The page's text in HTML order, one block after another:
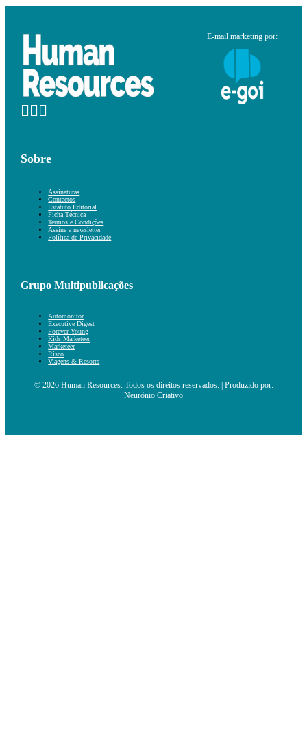
E-mail marketing por:
Sobre
Assinaturas
Contactos
Estatuto Editorial
Ficha Técnica
Termos e Condições
Assine a newsletter
Política de Privacidade
Grupo Multipublicações
Automonitor
Executive Digest
Forever Young
Kids Marketeer
Marketeer
Risco
Viagens & Resorts
© 2026 Human Resources. Todos os direitos reservados. | Produzido por:
Neurónio Criativo